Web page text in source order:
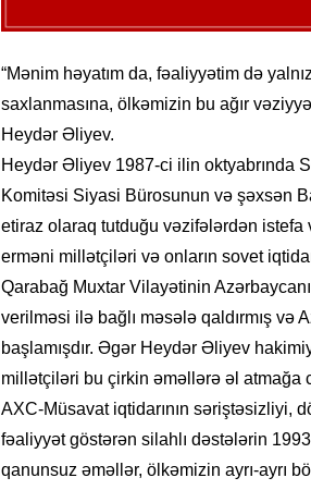
“Mənim həyatım da, fəaliyyətim də
saxlanmasına, ölkəmizin bu ağır
Heydər Əliyev.
Heydər Əliyev 1987-ci ilin oktyabrında
Komitəsi Siyasi Bürosunun və şəxsən
etiraz olaraq tutduğu vəzifələrdən
erməni millətçiləri və onların sovet
Qarabağ Muxtar Vilayətinin
verilməsi ilə bağlı məsələ qaldırmış və
başlamışdır. Əgər Heydər Əliyev
millətçiləri bu çirkin əməllərə əl atmağa
AXC-Müsavat iqtidarının səriştəsizliyi,
fəaliyyət göstərən silahlı dəstələrin
qanunsuz əməllər, ölkəmizin ayrı-ayrı